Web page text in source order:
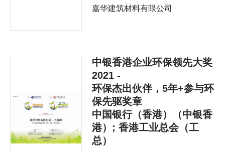
嘉华建筑材料有限公司
中银香港企业环保领先大奖
2021 -
环保杰出伙伴，5年+参与环
保先驱奖章
中国银行（香港）（中银香
港）; 香港工业总会（工
总）